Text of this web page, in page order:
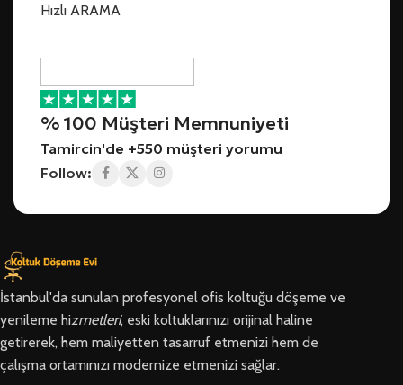
Hızlı ARAMA
% 100 Müşteri Memnuniyeti
Tamircin'de +550 müşteri yorumu
Follow:
İstanbul'da sunulan profesyonel ofis koltuğu döşeme ve
yenileme hizmetleri, eski koltuklarınızı orijinal haline
getirerek, hem maliyetten tasarruf etmenizi hem de
çalışma ortamınızı modernize etmenizi sağlar.